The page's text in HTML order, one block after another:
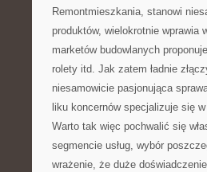
Remontmieszkania, stanowi
produktów, wielokrotnie wprawia
marketów budowlanych
rolety itd. Jak zatem ładnie
niesamowicie pasjonująca
liku koncernów specjalizuje się
Warto tak więc pochwalić się
segmencie usług, wybór
wrażenie, że duże